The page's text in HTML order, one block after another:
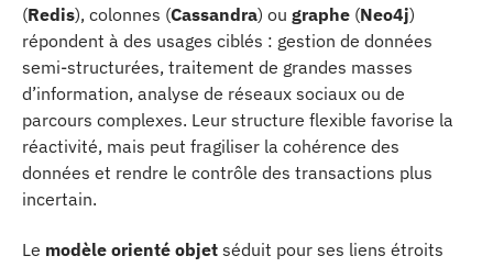
(Redis), colonnes (Cassandra) ou graphe (Neo4j)
répondent à des usages ciblés : gestion de données
semi-structurées, traitement de grandes masses
d’information, analyse de réseaux sociaux ou de
parcours complexes. Leur structure flexible favorise la
réactivité, mais peut fragiliser la cohérence des
données et rendre le contrôle des transactions plus
incertain.
Le modèle orienté objet séduit pour ses liens étroits